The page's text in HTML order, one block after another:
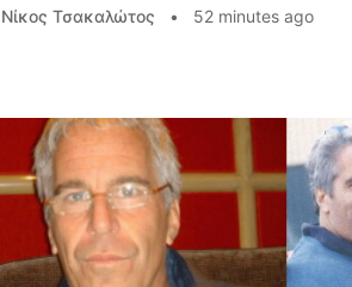
Νίκος Τσακαλώτος • 52 minutes ago